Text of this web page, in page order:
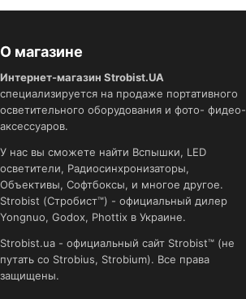
О магазине
Интернет-магазин Strobist.UA
специализируется на продаже портативного
осветительного оборудования и фото- фидео-
аксессуаров.
У нас вы сможете найти Вспышки, LED
осветители, Радиосинхронизаторы,
Объективы, Софтбоксы, и многое другое.
Strobist (Стробист™) - официальный дилер
Yongnuo, Godox, Phottix в Украине.
Strobist.ua - официальный сайт Strobist™ (не
путать со Strobius, Strobium). Все права
защищены.